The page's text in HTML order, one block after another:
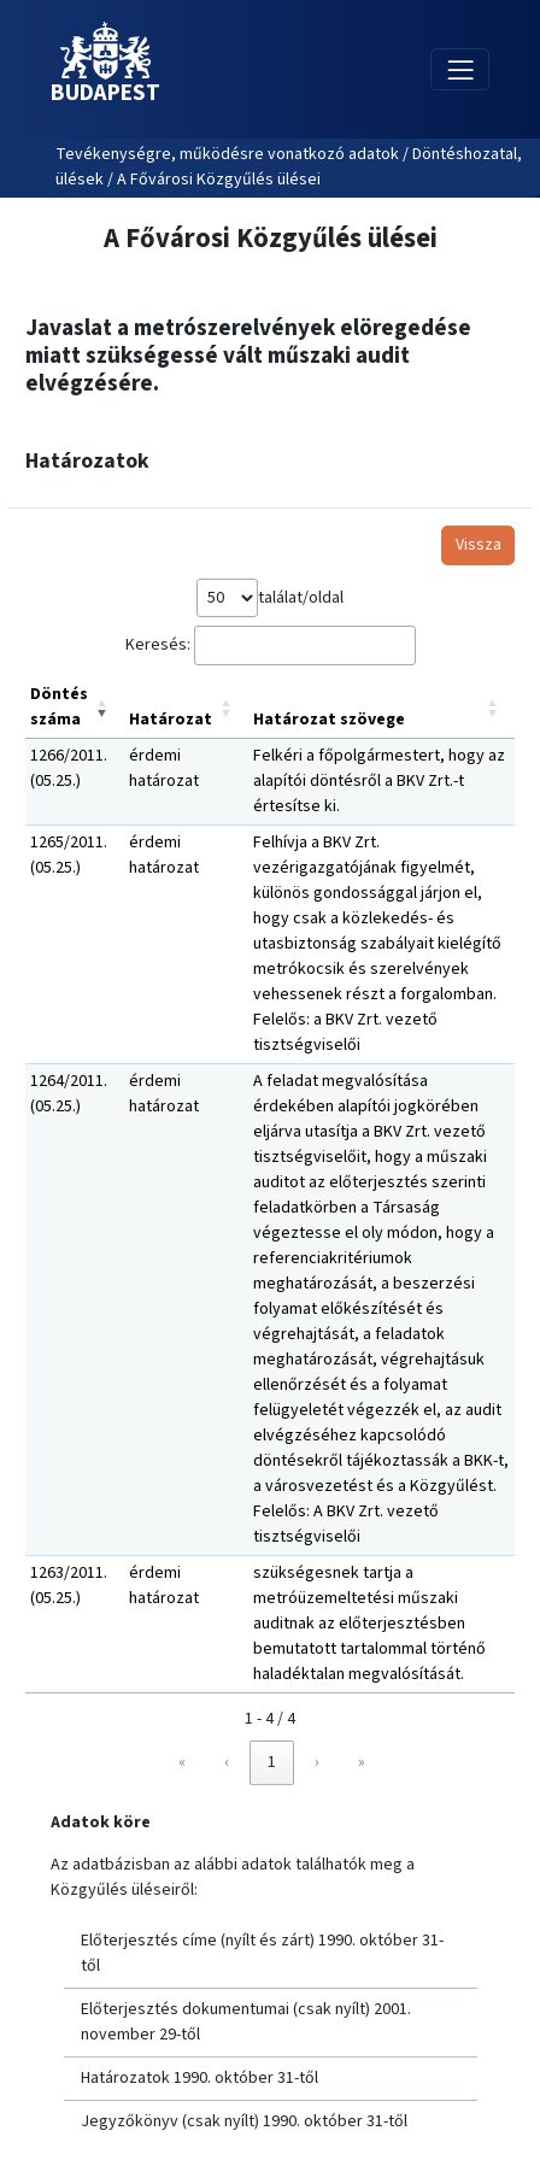
BUDAPEST
Tevékenységre, működésre vonatkozó adatok / Döntéshozatal,
ülések / A Fővárosi Közgyűlés ülései
A Fővárosi Közgyűlés ülései
Javaslat a metrószerelvények elöregedése
miatt szükségessé vált műszaki audit
elvégzésére.
Határozatok
Vissza
találat/oldal
Keresés:
Döntés
száma
Határozat
Határozat szövege
1266/2011.
(05.25.)
érdemi
határozat
Felkéri a főpolgármestert, hogy az
alapítói döntésről a BKV Zrt.-t
értesítse ki.
1265/2011.
(05.25.)
érdemi
határozat
Felhívja a BKV Zrt.
vezérigazgatójának figyelmét,
különös gondossággal járjon el,
hogy csak a közlekedés- és
utasbiztonság szabályait kielégítő
metrókocsik és szerelvények
vehessenek részt a forgalomban.
Felelős: a BKV Zrt. vezető
tisztségviselői
1264/2011.
(05.25.)
érdemi
határozat
A feladat megvalósítása
érdekében alapítói jogkörében
eljárva utasítja a BKV Zrt. vezető
tisztségviselőit, hogy a műszaki
auditot az előterjesztés szerinti
feladatkörben a Társaság
végeztesse el oly módon, hogy a
referenciakritériumok
meghatározását, a beszerzési
folyamat előkészítését és
végrehajtását, a feladatok
meghatározását, végrehajtásuk
ellenőrzését és a folyamat
felügyeletét végezzék el, az audit
elvégzéséhez kapcsolódó
döntésekről tájékoztassák a BKK-t,
a városvezetést és a Közgyűlést.
Felelős: A BKV Zrt. vezető
tisztségviselői
1263/2011.
(05.25.)
érdemi
határozat
szükségesnek tartja a
metróüzemeltetési műszaki
auditnak az előterjesztésben
bemutatott tartalommal történő
haladéktalan megvalósítását.
1 - 4 / 4
«
‹ 1 › »
Adatok köre
Az adatbázisban az alábbi adatok találhatók meg a
Közgyűlés üléseiről:
Előterjesztés címe (nyílt és zárt) 1990. október 31-
től
Előterjesztés dokumentumai (csak nyílt) 2001.
november 29-től
Határozatok 1990. október 31-től
Jegyzőkönyv (csak nyílt) 1990. október 31-től